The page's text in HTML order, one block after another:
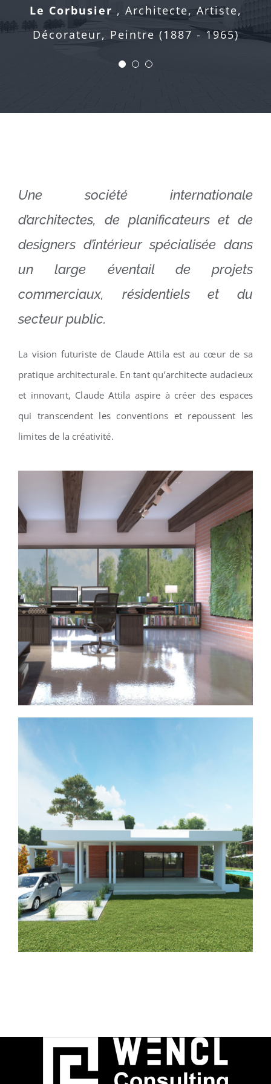
Le Corbusier , Architecte, Artiste,
Décorateur, Peintre (1887 - 1965)
soit comme force, soit comme
intelligence.
formes et de couleurs.
Architecte, Artiste
Une société internationale
d’architectes, de planificateurs et de
designers d’intérieur spécialisée dans
un large éventail de projets
commerciaux, résidentiels et du
secteur public.
La vision futuriste de Claude Attila est au cœur de sa
pratique architecturale. En tant qu’architecte audacieux
et innovant, Claude Attila aspire à créer des espaces
qui transcendent les conventions et repoussent les
limites de la créativité.